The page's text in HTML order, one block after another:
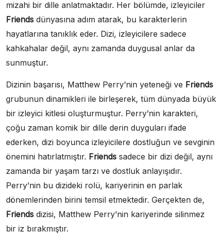
mizahi bir dille anlatmaktadır. Her bölümde, izleyiciler
Friends dünyasına adım atarak, bu karakterlerin
hayatlarına tanıklık eder. Dizi, izleyicilere sadece
kahkahalar değil, aynı zamanda duygusal anlar da
sunmuştur.
Dizinin başarısı, Matthew Perry’nin yeteneği ve Friends
grubunun dinamikleri ile birleşerek, tüm dünyada büyük
bir izleyici kitlesi oluşturmuştur. Perry’nin karakteri,
çoğu zaman komik bir dille derin duyguları ifade
ederken, dizi boyunca izleyicilere dostluğun ve sevginin
önemini hatırlatmıştır. Friends sadece bir dizi değil, aynı
zamanda bir yaşam tarzı ve dostluk anlayışıdır.
Perry’nin bu dizideki rolü, kariyerinin en parlak
dönemlerinden birini temsil etmektedir. Gerçekten de,
Friends dizisi, Matthew Perry’nin kariyerinde silinmez
bir iz bırakmıştır.